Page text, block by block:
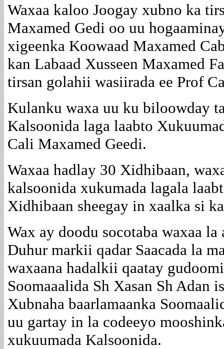
Waxaa kaloo Joogay xubno ka
Maxamed Gedi oo uu
xigeenka Koowaad Maxamed
kan Labaad Xusseen Maxamed
tirsan golahii wasiirada ee Prof
Kulanku waxa uu ku biloowday
Kalsoonida laga laabto
Cali Maxamed Geedi.
Waxaa hadlay 30 Xidhibaan,
kalsoonida xukumada lagala
Xidhibaan sheegay in xaalka si
Wax ay doodu socotaba waxaa
Duhur markii qadar Saacada la
waxaana hadalkii qaatay
Soomaaalida Sh Xasan Sh Adan
Xubnaha baarlamaanka
uu gartay in la codeeyo
xukuumada Kalsoonida.